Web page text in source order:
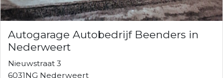
Autogarage Autobedrijf Beenders in
Nederweert
Nieuwstraat 3
6031NG Nederweert